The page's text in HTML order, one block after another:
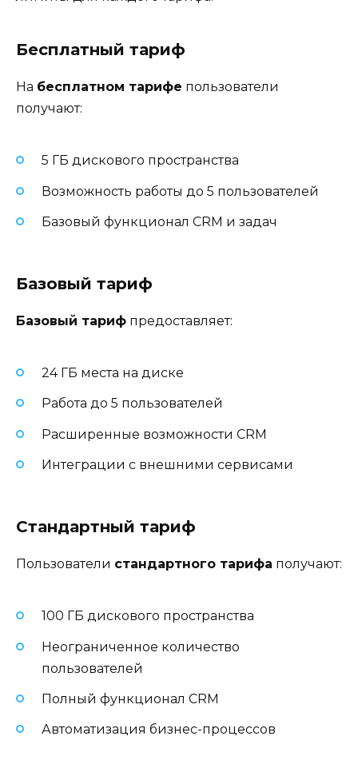
Бесплатный тариф
На бесплатном тарифе пользователи
получают:
5 ГБ дискового пространства
Возможность работы до 5 пользователей
Базовый функционал CRM и задач
Базовый тариф
Базовый тариф предоставляет:
24 ГБ места на диске
Работа до 5 пользователей
Расширенные возможности CRM
Интеграции с внешними сервисами
Стандартный тариф
Пользователи стандартного тарифа получают:
100 ГБ дискового пространства
Неограниченное количество
пользователей
Полный функционал CRM
Автоматизация бизнес-процессов